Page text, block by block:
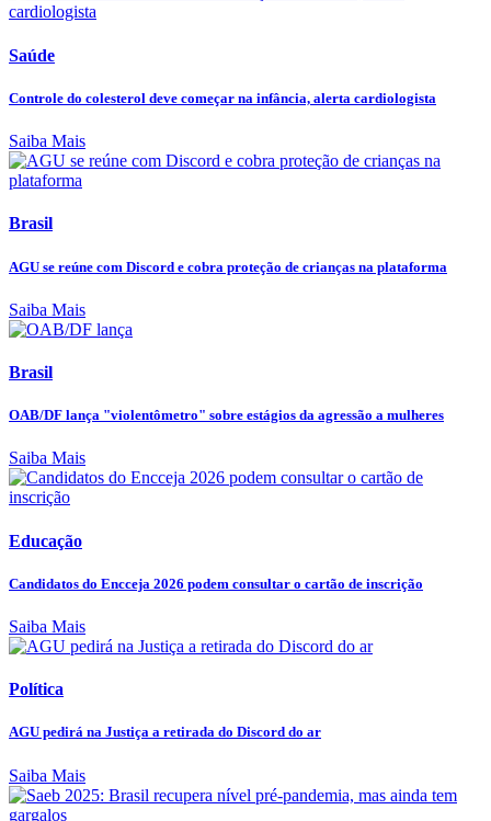
Saúde
Controle do colesterol deve começar na infância, alerta cardiologista
Saiba Mais
Brasil
AGU se reúne com Discord e cobra proteção de crianças na plataforma
Saiba Mais
Brasil
OAB/DF lança "violentômetro" sobre estágios da agressão a mulheres
Saiba Mais
Educação
Candidatos do Encceja 2026 podem consultar o cartão de inscrição
Saiba Mais
Política
AGU pedirá na Justiça a retirada do Discord do ar
Saiba Mais